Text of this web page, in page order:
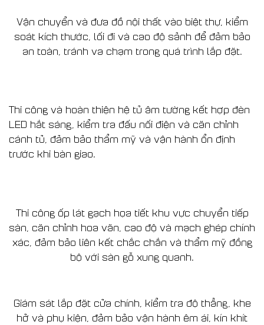
Vận chuyển và đưa đồ nội thất vào biệt thự, kiểm
soát kích thước, lối đi và cao độ sảnh để đảm bảo
an toàn, tránh va chạm trong quá trình lắp đặt.
Thi công và hoàn thiện hệ tủ âm tường kết hợp đèn
LED hắt sáng, kiểm tra đấu nối điện và căn chỉnh
cánh tủ, đảm bảo thẩm mỹ và vận hành ổn định
trước khi bàn giao.
Thi công ốp lát gạch họa tiết khu vực chuyển tiếp
sàn, căn chỉnh hoa văn, cao độ và mạch ghép chính
xác, đảm bảo liên kết chắc chắn và thẩm mỹ đồng
bộ với sàn gỗ xung quanh.
Giám sát lắp đặt cửa chính, kiểm tra độ thẳng, khe
hở và phụ kiện, đảm bảo vận hành êm ái, kín khít